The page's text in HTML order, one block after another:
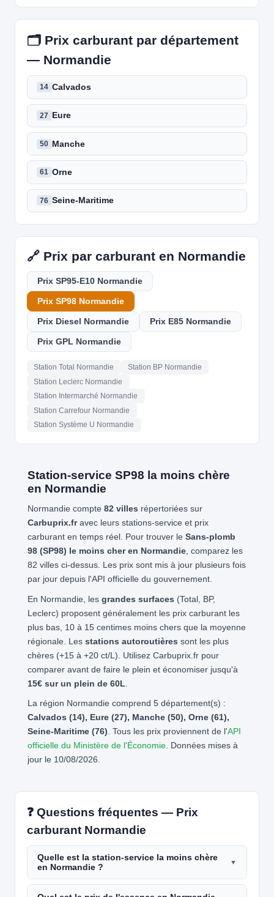
🗂️ Prix carburant par département
— Normandie
14 Calvados
27 Eure
50 Manche
61 Orne
76 Seine-Maritime
🔗 Prix par carburant en Normandie
Prix SP95-E10 Normandie
Prix SP98 Normandie
Prix Diesel Normandie Prix E85 Normandie
Prix GPL Normandie
Station Total Normandie
Station BP Normandie
Station Leclerc Normandie
Station Intermarché Normandie
Station Carrefour Normandie
Station Système U Normandie
Station-service SP98 la moins chère
en Normandie
Normandie compte 82 villes répertoriées sur
Carbuprix.fravec leurs stations-service et prix
carburant en temps réel. Pour trouver le Sans-plomb
98 (SP98) le moins cher en Normandie, comparez les
82 villes ci-dessus. Les prix sont mis à jour plusieurs fois
par jour depuis l'API officielle du gouvernement.
En Normandie, les grandes surfaces (Total, BP,
Leclerc) proposent généralement les prix carburant les
plus bas, 10 à 15 centimes moins chers que la moyenne
régionale. Les stations autoroutières sont les plus
chères (+15 à +20 ct/L). Utilisez Carbuprix.fr pour
comparer avant de faire le plein et économiser jusqu'à
15€ sur un plein de 60L
La région Normandie comprend 5 département(s) :
Calvados (14), Eure (27), Manche (50), Orne (61),
Seine-Maritime (76) . Tous les prix proviennent de l'API
officielle du Ministère de l'Économie. Données mises à
jour le 10/08/2026.
❓ Questions fréquentes — Prix
carburant Normandie
Quelle est la station-service la moins chère
en Normandie ?